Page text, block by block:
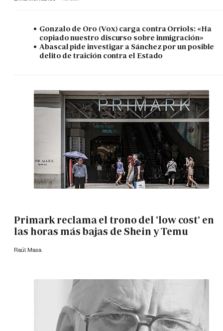
Gonzalo de Oro (Vox) carga contra Orriols: «Ha
copiado nuestro discurso sobre inmigración»
Abascal pide investigar a Sánchez por un posible
delito de traición contra el Estado
Primark reclama el trono del 'low cost' en
las horas más bajas de Shein y Temu
Raúl Masa